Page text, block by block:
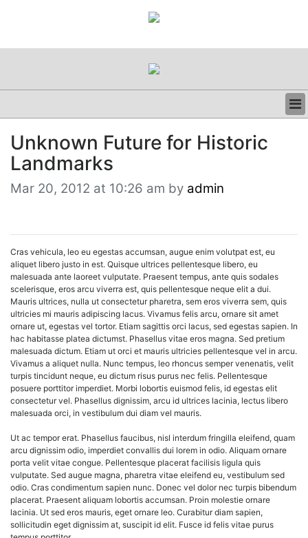
CLINICAL
REGULATORY
PROFILES
ARCHIVES
SUBSCRIBE
CONTACT US
ADVERTISE
EDITORIAL CALENDAR
EVENTS
Unknown Future for Historic
Landmarks
Mar 20, 2012 at 10:26 am by admin
Cras vehicula, leo eu egestas accumsan, augue enim volutpat est, eu
aliquet libero justo in est. Quisque ultrices pellentesque libero, eu
malesuada ante laoreet vulputate. Praesent tempus, ante quis sodales
scelerisque, eros arcu viverra est, quis pellentesque neque elit a dui.
Mauris ultrices, nulla ut consectetur pharetra, sem eros viverra sem, quis
ultricies mi mauris adipiscing lacus. Vivamus felis arcu, ornare sit amet
ornare ut, egestas vel tortor. Etiam sagittis orci lacus, sed egestas sapien. In
hac habitasse platea dictumst. Phasellus vitae eros magna. Sed pretium
malesuada dictum. Etiam ut orci et mauris ultricies pellentesque vel in arcu.
Vivamus a aliquet nulla. Nunc tempus, leo rhoncus semper venenatis, velit
turpis tincidunt neque, eu dictum risus purus nec felis. Pellentesque
posuere porttitor imperdiet. Morbi lobortis euismod felis, id egestas elit
consectetur vel. Phasellus dignissim, arcu id ultrices lacinia, lectus libero
malesuada orci, in vestibulum dui diam vel mauris.
Ut ac tempor erat. Phasellus faucibus, nisl interdum fringilla eleifend, quam
arcu dignissim odio, imperdiet convallis dui lorem in odio. Aliquam ornare
porta velit vitae congue. Pellentesque placerat facilisis ligula quis
vulputate. Sed augue magna, pharetra vitae eleifend eu, vestibulum sed
odio. Cras condimentum sapien nunc. Donec vel dolor nec turpis bibendum
placerat. Praesent aliquam lobortis accumsan. Proin molestie ornare
lacinia. Ut sed eros mauris, eget ornare leo. Curabitur diam sapien,
sollicitudin eget dignissim at, suscipit id elit. Fusce id felis vitae purus